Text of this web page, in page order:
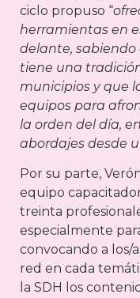
ciclo propuso “
herramientas en
delante,
tiene una
municipios y que
equipos para
la orden del día,
abordajes desde
Por su parte,
equipo
treinta
especialmente
convocando a los/
red en cada
la SDH los